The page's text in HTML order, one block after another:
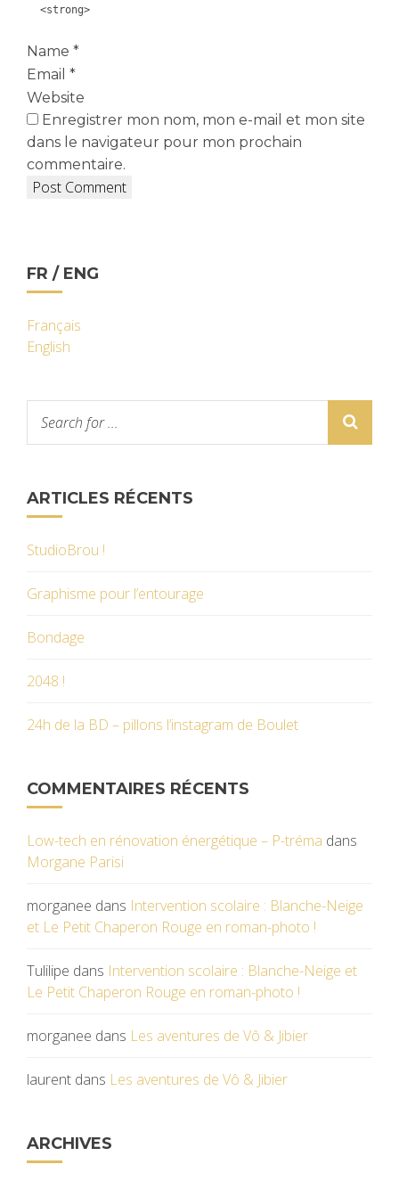
<strong>
Name *
Email *
Website
Enregistrer mon nom, mon e-mail et mon site
dans le navigateur pour mon prochain
commentaire.
FR / ENG
Français
English
ARTICLES RÉCENTS
StudioBrou !
Graphisme pour l’entourage
Bondage
2048 !
24h de la BD – pillons l’instagram de Boulet
COMMENTAIRES RÉCENTS
Low-tech en rénovation énergétique – P-tréma dans
Morgane Parisi
morganee dans Intervention scolaire : Blanche-Neige
et Le Petit Chaperon Rouge en roman-photo !
Tulilipe dans Intervention scolaire : Blanche-Neige et
Le Petit Chaperon Rouge en roman-photo !
morganee dans Les aventures de Vô & Jibier
laurent dans Les aventures de Vô & Jibier
ARCHIVES